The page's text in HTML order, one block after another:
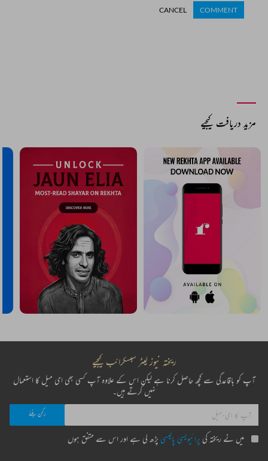
CANCEL COMMENT
مزید دریافت کیجیے
ریختہ نیوز لیٹر سبسکرائب کیجیے
آپ کو باقاعدگی سے کچھ حاصل کرنا ہے لیکن اس کے علاوہ آپ کسی بھی ای میل کا استعمال
نہیں کرتے ہیں۔
میں نے ریختہ کی پرائیویسی پالیسی پڑھ لی ہے اور اس سے متفق ہوں